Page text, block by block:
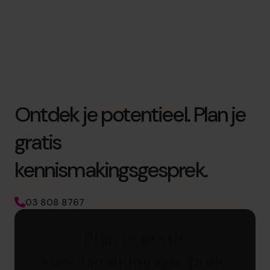
Ontdek je potentieel. Plan je
gratis
kennismakingsgesprek.
03 808 8767